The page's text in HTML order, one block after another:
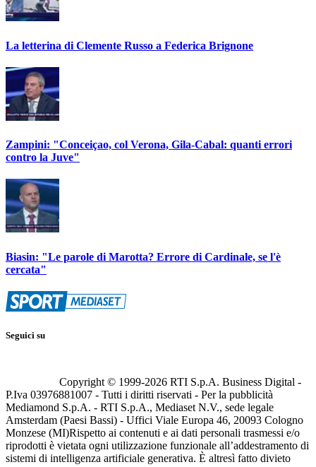
La letterina di Clemente Russo a Federica Brignone
Zampini: "Conceiçao, col Verona, Gila-Cabal: quanti errori
contro la Juve"
Biasin: "Le parole di Marotta? Errore di Cardinale, se l'è
cercata"
Seguici su
Copyright © 1999-2026 RTI S.p.A. Business Digital -
P.Iva 03976881007 - Tutti i diritti riservati - Per la pubblicità
Mediamond S.p.A. - RTI S.p.A., Mediaset N.V., sede legale
Amsterdam (Paesi Bassi) - Uffici Viale Europa 46, 20093 Cologno
Monzese (MI)Rispetto ai contenuti e ai dati personali trasmessi e/o
riprodotti è vietata ogni utilizzazione funzionale all’addestramento di
sistemi di intelligenza artificiale generativa. È altresì fatto divieto